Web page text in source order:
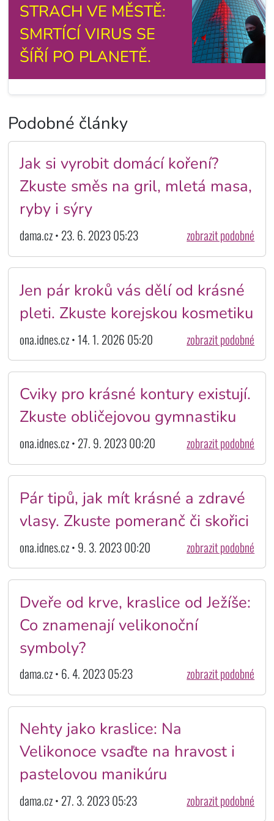
STRACH VE MĚSTĚ:
SMRTÍCÍ VIRUS SE
ŠÍŘÍ PO PLANETĚ.
Podobné články
Jak si vyrobit domácí koření?
Zkuste směs na gril, mletá masa,
ryby i sýry
dama.cz • 23. 6. 2023 05:23 zobrazit podobné
Jen pár kroků vás dělí od krásné
pleti. Zkuste korejskou kosmetiku
ona.idnes.cz • 14. 1. 2026 05:20 zobrazit podobné
Cviky pro krásné kontury existují.
Zkuste obličejovou gymnastiku
ona.idnes.cz • 27. 9. 2023 00:20 zobrazit podobné
Pár tipů, jak mít krásné a zdravé
vlasy. Zkuste pomeranč či skořici
ona.idnes.cz • 9. 3. 2023 00:20 zobrazit podobné
Dveře od krve, kraslice od Ježíše:
Co znamenají velikonoční
symboly?
dama.cz • 6. 4. 2023 05:23 zobrazit podobné
Nehty jako kraslice: Na
Velikonoce vsaďte na hravost i
pastelovou manikúru
dama.cz • 27. 3. 2023 05:23 zobrazit podobné